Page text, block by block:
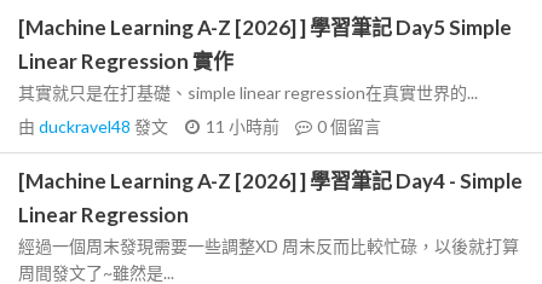
[Machine Learning A-Z [2026] ] 學習筆記 Day5 Simple
Linear Regression 實作
其實就只是在打基礎、simple linear regression在真實世界的...
由 duckravel48 發文 11 小時前 0個留言
[Machine Learning A-Z [2026] ] 學習筆記 Day4 - Simple
Linear Regression
經過一個周末發現需要一些調整XD 周末反而比較忙碌，以後就打算
周間發文了~雖然是...